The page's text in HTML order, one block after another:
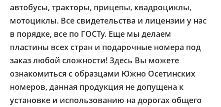
автобусы, тракторы, прицепы, квадроциклы,
мотоциклы. Все свидетельства и лицензии у нас
в порядке, все по ГОСТу. Еще мы делаем
пластины всех стран и подарочные номера под
заказ любой сложности! Здесь Вы можете
ознакомиться с образцами Южно Осетинских
номеров, данная продукция не допущена к
установке и использованию на дорогах общего